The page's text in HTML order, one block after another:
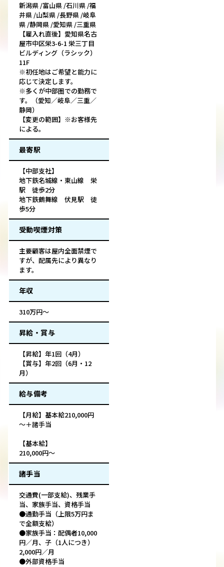
新潟県 /富山県 /石川県 /福
井県 /山梨県 /長野県 /岐阜
県 /静岡県 /愛知県 /三重県
【雇入れ直後】愛知県名古
屋市中区栄3-6-1 栄三丁目
ビルディング（ラシック）
11F
※初任地はご希望と能力に
応じて決定します。
※多くが中部圏での勤務で
す。（愛知／岐阜／三重／
静岡）
【変更の範囲】※お客様先
による。
最寄駅
【中部支社】
地下鉄名城線・東山線 栄
駅 徒歩2分
地下鉄鶴舞線 伏見駅 徒
歩5分
受動喫煙対策
主要顧客は屋内全面禁煙で
すが、配属先により異なり
ます。
年収
310万円～
昇給・賞与
【昇給】年1回（4月）
【賞与】年2回（6月・12
月）
給与備考
【月給】基本給210,000円
～＋諸手当
【基本給】
210,000円～
諸手当
交通費(一部支給)、残業手
当、家族手当、資格手当
●通勤手当（上限5万円ま
で全額支給）
●家族手当：配偶者10,000
円／月、子（1人につき）
2,000円／月
●外部資格手当